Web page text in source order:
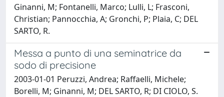
Ginanni, M; Fontanelli, Marco; Lulli, L; Frasconi,
Christian; Pannocchia, A; Gronchi, P; Plaia, C; DEL
SARTO, R.
Messa a punto di una seminatrice da
sodo di precisione
2003-01-01 Peruzzi, Andrea; Raffaelli, Michele;
Borelli, M; Ginanni, M; DEL SARTO, R; DI CIOLO, S.